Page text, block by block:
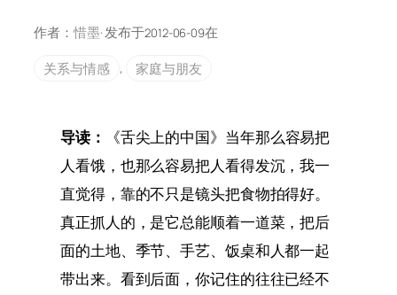
作者： 惜墨· 发布于2012-06-09在
关系与情感 , 家庭与朋友
导读：
《舌尖上的中国》当年那么容易把
人看饿，也那么容易把人看得发沉，我一
直觉得，靠的不只是镜头把食物拍得好。
真正抓人的，是它总能顺着一道菜，把后
面的土地、季节、手艺、饭桌和人都一起
带出来。看到后面，你记住的往往已经不